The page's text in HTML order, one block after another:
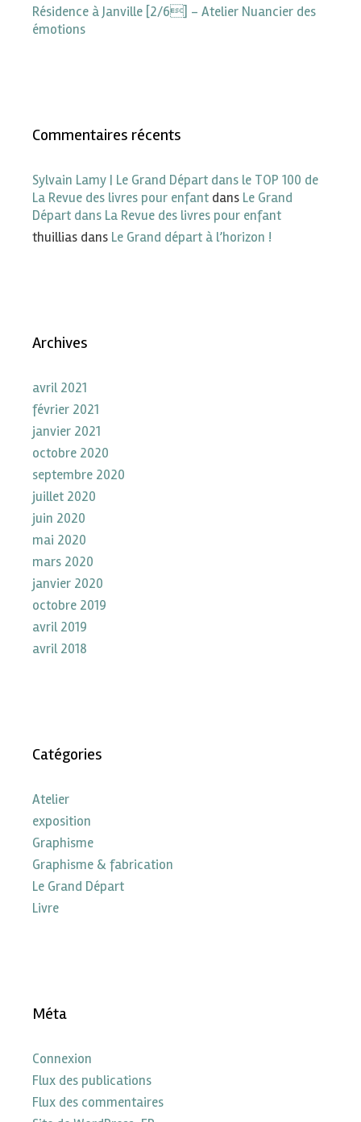
Résidence à Janville [2/6] – Atelier Nuancier des
émotions
Commentaires récents
Sylvain Lamy | Le Grand Départ dans le TOP 100 de
La Revue des livres pour enfant dans Le Grand
Départ dans La Revue des livres pour enfant
thuillias dans Le Grand départ à l’horizon !
Archives
avril 2021
février 2021
janvier 2021
octobre 2020
septembre 2020
juillet 2020
juin 2020
mai 2020
mars 2020
janvier 2020
octobre 2019
avril 2019
avril 2018
Catégories
Atelier
exposition
Graphisme
Graphisme & fabrication
Le Grand Départ
Livre
Méta
Connexion
Flux des publications
Flux des commentaires